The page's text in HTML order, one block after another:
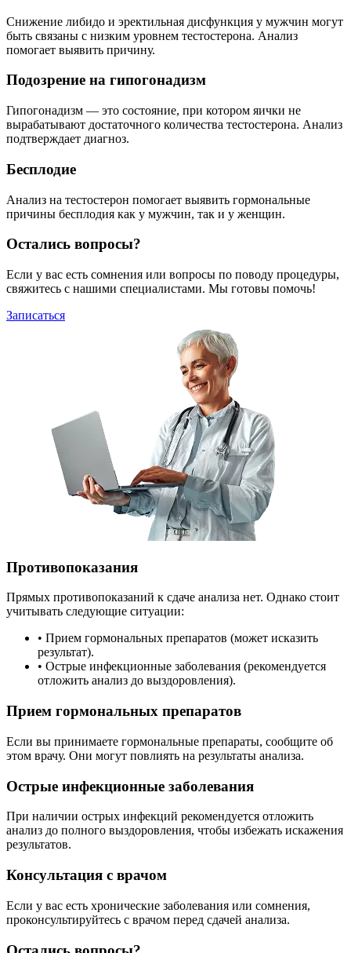
Снижение либидо и эректильная дисфункция у мужчин могут
быть связаны с низким уровнем тестостерона. Анализ
помогает выявить причину.
Подозрение на гипогонадизм
Гипогонадизм — это состояние, при котором яички не
вырабатывают достаточного количества тестостерона. Анализ
подтверждает диагноз.
Бесплодие
Анализ на тестостерон помогает выявить гормональные
причины бесплодия как у мужчин, так и у женщин.
Остались вопросы?
Если у вас есть сомнения или вопросы по поводу процедуры,
свяжитесь с нашими специалистами. Мы готовы помочь!
Записаться
Противопоказания
Прямых противопоказаний к сдаче анализа нет. Однако стоит
учитывать следующие ситуации:
• Прием гормональных препаратов (может исказить
результат).
• Острые инфекционные заболевания (рекомендуется
отложить анализ до выздоровления).
Прием гормональных препаратов
Если вы принимаете гормональные препараты, сообщите об
этом врачу. Они могут повлиять на результаты анализа.
Острые инфекционные заболевания
При наличии острых инфекций рекомендуется отложить
анализ до полного выздоровления, чтобы избежать искажения
результатов.
Консультация с врачом
Если у вас есть хронические заболевания или сомнения,
проконсультируйтесь с врачом перед сдачей анализа.